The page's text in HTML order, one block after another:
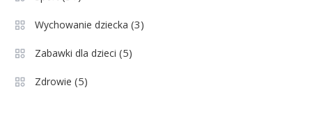
Jagiellonia Białystok rankingi w
Wychowanie dziecka (3)
Zabawki dla dzieci (5)
Zdrowie (5)